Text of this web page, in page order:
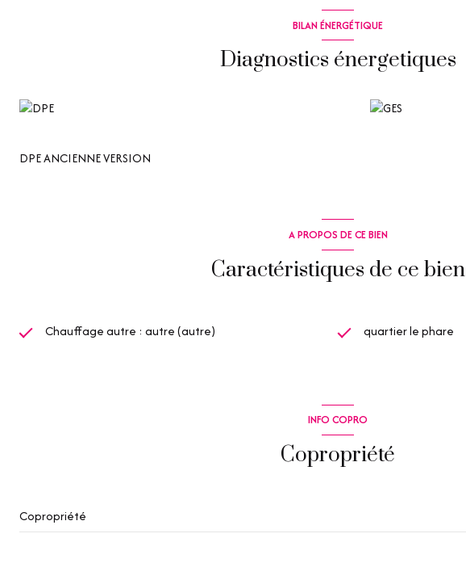
BILAN ÉNERGÉTIQUE
Diagnostics énergetiques
DPE ANCIENNE VERSION
A PROPOS DE CE BIEN
Caractéristiques de ce bien
Chauffage autre : autre (autre) quartier le phare
INFO COPRO
Copropriété
Copropriété